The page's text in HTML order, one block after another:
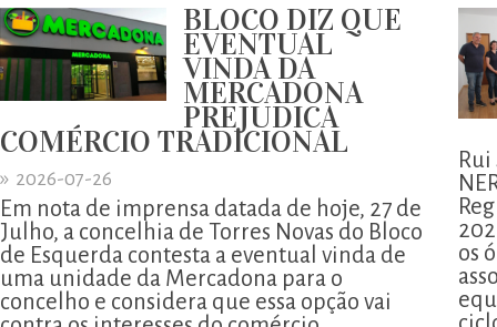
BLOCO DIZ QUE
EVENTUAL
VINDA DA
MERCADONA
PREJUDICA
COMÉRCIO TRADICIONAL
» 2026-07-26
Em nota de imprensa datada de hoje, 27 de
Julho, a concelhia de Torres Novas do Bloco
de Esquerda contesta a eventual vinda de
uma unidade da Mercadona para o
concelho e considera que essa opção vai
os